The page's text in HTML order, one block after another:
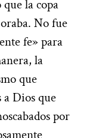
la copa
No fue
fe» para
la
que
a Dios que
por